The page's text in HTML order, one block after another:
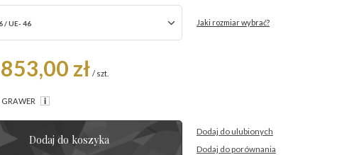
/ UE- 46 Jaki rozmiar wybrać?
zł / szt.
Dodaj do koszyka
Dodaj do ulubionych
Dodaj do porównania